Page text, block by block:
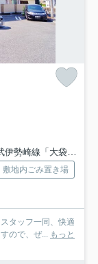
勢崎線「大袋」駅 徒歩13分
敷地内ごみ置き場
タッフ一同、快適
ので、ぜ... もっと